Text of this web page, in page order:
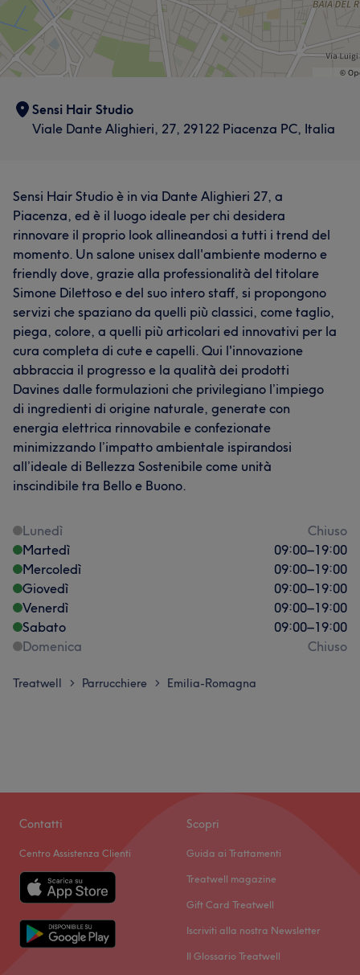
Sensi Hair Studio
Viale Dante Alighieri, 27, 29122 Piacenza PC, Italia
Sensi Hair Studio è in via Dante Alighieri 27, a
Piacenza, ed è il luogo ideale per chi desidera
rinnovare il proprio look allineandosi a tutti i trend del
momento. Un salone unisex dall'ambiente moderno e
friendly dove, grazie alla professionalità del titolare
Simone Dilettoso e del suo intero staff, si propongono
servizi che spaziano da quelli più classici, come taglio,
piega, colore, a quelli più articolari ed innovativi per la
cura completa di cute e capelli. Qui l'innovazione
abbraccia il progresso e la qualità dei prodotti
Davines dalle formulazioni che privilegiano l’impiego
di ingredienti di origine naturale, generate con
energia elettrica rinnovabile e confezionate
minimizzando l’impatto ambientale ispirandosi
all’ideale di Bellezza Sostenibile come unità
inscindibile tra Bello e Buono.
Lunedì
Chiuso
Martedì
09:00–19:00
Mercoledì
09:00–19:00
Giovedì
09:00–19:00
Venerdì
09:00–19:00
Sabato
09:00–19:00
Domenica
Chiuso
Treatwell > Parrucchiere > Emilia-Romagna
Contatti
Centro Assistenza Clienti
Scopri
Guida ai Trattamenti
Treatwell magazine
Gift Card Treatwell
Iscriviti alla nostra Newsletter
Il Glossario Treatwell